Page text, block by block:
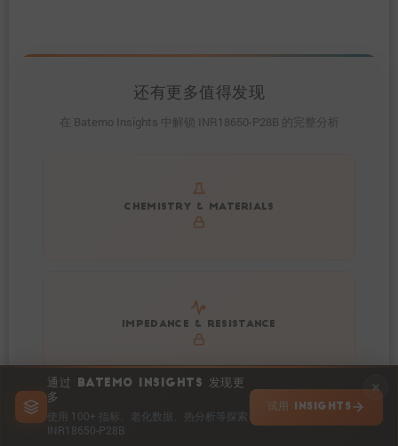
通过 BATEMO INSIGHTS 发现更
多
使用 100+ 指标、老化数据、热分析等探索
INR18650-P28B
试用 INSIGHTS
还有更多值得发现
在 Batemo Insights 中解锁 INR18650-P28B 的完整分析
CHEMISTRY & MATERIALS
Get to know active materials for the INR18650-P28B
IMPEDANCE & RESISTANCE
Explore impedance spectrum and DCIR (SOC, T) of
INR18650-P28B
Explore heat generation and cell efficiency at different